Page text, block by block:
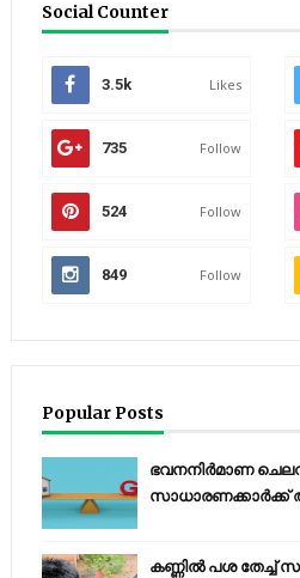
Social Counter
3.5k Likes
735 Follow
524 Follow
849 Follow
Popular Posts
ഭവനനിർമാണ
കണ്ണിൽ പശ തേച്ച്